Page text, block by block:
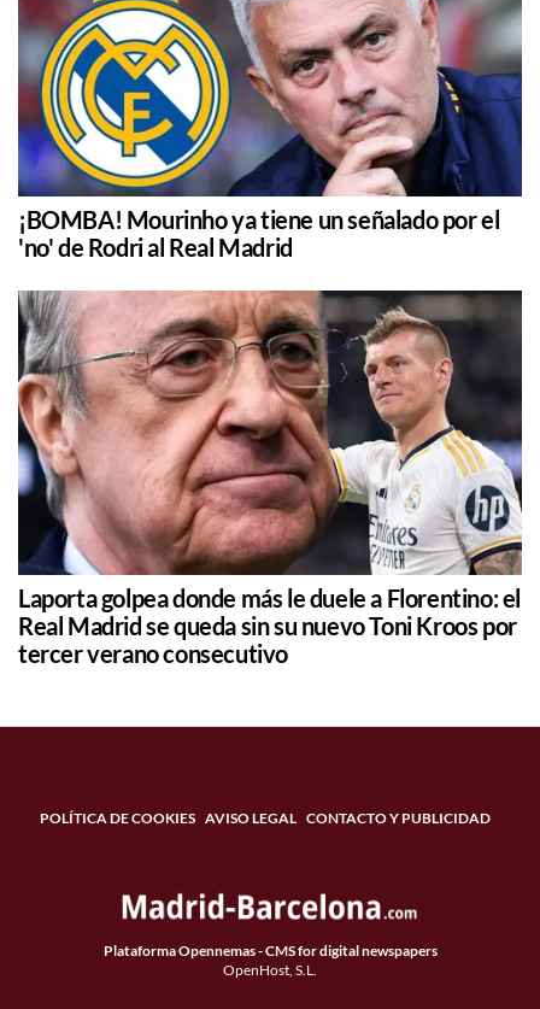
¡BOMBA! Mourinho ya tiene un señalado por el
'no' de Rodri al Real Madrid
Laporta golpea donde más le duele a Florentino: el
Real Madrid se queda sin su nuevo Toni Kroos por
tercer verano consecutivo
POLÍTICA DE COOKIES AVISO LEGAL CONTACTO Y PUBLICIDAD
Plataforma Opennemas - CMS for digital newspapers
OpenHost, S.L.